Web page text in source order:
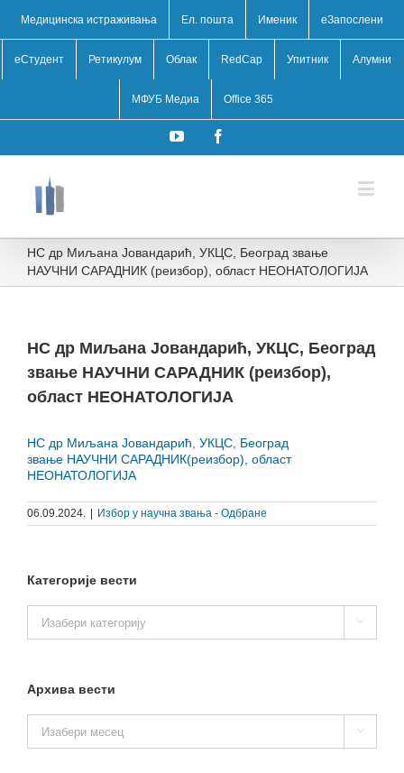
Медицинска истраживања Ел. пошта Именик eЗапослени
еСтудент Ретикулум Облак RedCap Упитник Алумни
МФУБ Медиа Office 365
YouTube
НС др Миљана Јовандарић, УКЦС, Београд звање
НАУЧНИ САРАДНИК (реизбор), област НЕОНАТОЛОГИЈА
НС др Миљана Јовандарић, УКЦС, Београд
звање НАУЧНИ САРАДНИК (реизбор),
област НЕОНАТОЛОГИЈА
НС др Миљана Јовандарић, УКЦС, Београд
звање НАУЧНИ САРАДНИК(реизбор), област
НЕОНАТОЛОГИЈА
06.09.2024. Избор у научна звања - Одбране
Категорије вести
вести

Архива вести
вести
